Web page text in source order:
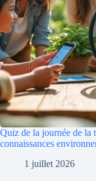
Quiz de la journée de la
connaissances
1 juillet 2026